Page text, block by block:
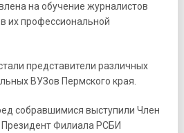
на обучение журналистов
их профессиональной
представители различных
ВУЗов Пермского края.
собравшимися выступили Член
Филиала РСБИ